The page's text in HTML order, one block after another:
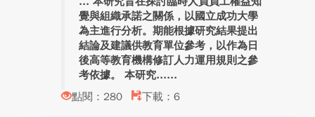
覺與組織承諾之關係，以國立成功大學
為主進行分析。期能根據研究結果提出
結論及建議供教育單位參考，以作為日
後高等教育機構修訂人力運用規則之參
考依據。 本研究...
點閱：280
下載：6